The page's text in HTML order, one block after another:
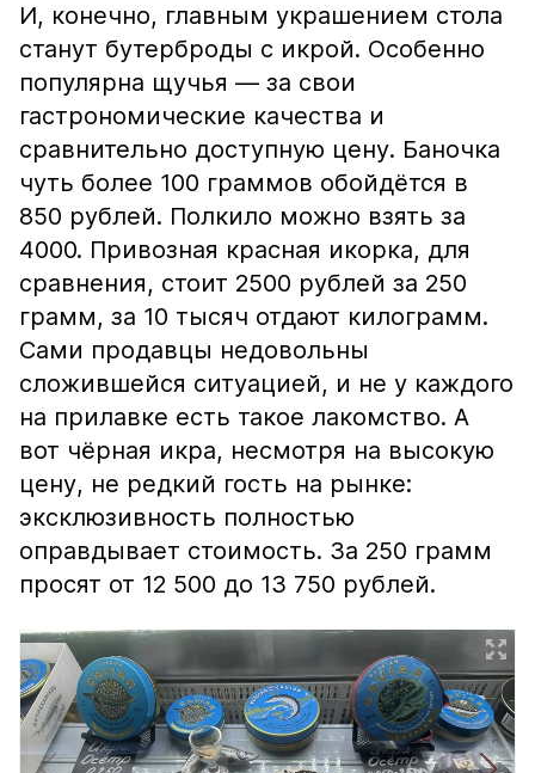
И, конечно, главным украшением стола
станут бутерброды с икрой. Особенно
популярна щучья — за свои
гастрономические качества и
сравнительно доступную цену. Баночка
чуть более 100 граммов обойдётся в
850 рублей. Полкило можно взять за
4000. Привозная красная икорка, для
сравнения, стоит 2500 рублей за 250
грамм, за 10 тысяч отдают килограмм.
Сами продавцы недовольны
сложившейся ситуацией, и не у каждого
на прилавке есть такое лакомство. А
вот чёрная икра, несмотря на высокую
цену, не редкий гость на рынке:
эксклюзивность полностью
оправдывает стоимость. За 250 грамм
просят от 12 500 до 13 750 рублей.